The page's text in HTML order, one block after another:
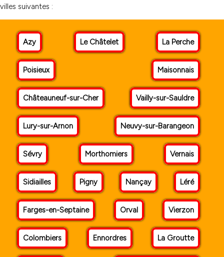
villes suivantes :
Azy Le Châtelet La Perche
Poisieux Maisonnais
Châteauneuf-sur-Cher Vailly-sur-Sauldre
Lury-sur-Arnon Neuvy-sur-Barangeon
Sévry Morthomiers Vernais
Sidiailles Pigny Nançay Léré
Farges-en-Septaine Orval Vierzon
Colombiers Ennordres La Groutte